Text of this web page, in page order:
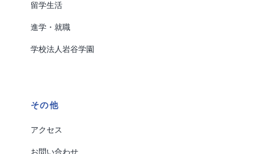
留学生活
進学・就職
学校法人岩谷学園
その他
アクセス
お問い合わせ